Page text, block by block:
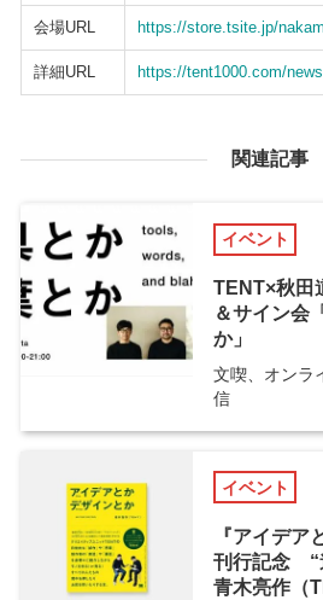
会場URL https://store.tsite.jp/
詳細URL https://tent1000.com/
関連記事
イベント
TENT×秋田
＆サイン会
か」
文喫、オンラ
信
イベント
『アイデア
刊行記念 “
青木亮作（